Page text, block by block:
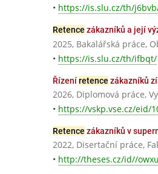
• https://is.slu.cz/th/
Retence zákazníků a její
2025, Bakalářská práce,
• https://is.slu.cz/th/ifbqt/
Řízeníretence zákazníků
2026, Diplomová práce,
• https://vskp.vse.cz/eid/
Retence zákazníků v
2022, Disertační práce,
• http://theses.cz/id//